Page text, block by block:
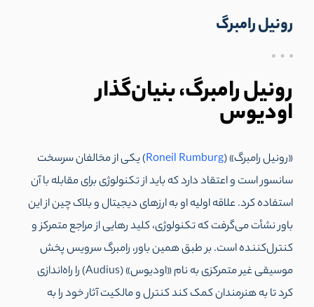
رونیل رامبرگ
رونیل رامبرگ،‌ بنیان‌گذار
اودیوس
«رونیل رامبرگ» (Roneil Rumburg) یکی از مخالفان سرسخت
سانسور است و اعتقاد دارد که باید از تکنولوژی برای مقابله با آن
استفاده کرد. علاقه اولیه او به ارزهای دیجیتال و بلاک چین از این
باور نشأت می‌گرفت که تکنولوژی، کلید رهایی از مراجع متمرکز و
کنترل‌کننده است. بر طبق همین باور، رامبرگ سرویس پخش
موسیقی غیر متمرکزی به نام «اودیوس» (Audius) را راه‌اندازی
کرد تا به هنرمندان کمک کند کنترل و مالکیت آثار خود را به